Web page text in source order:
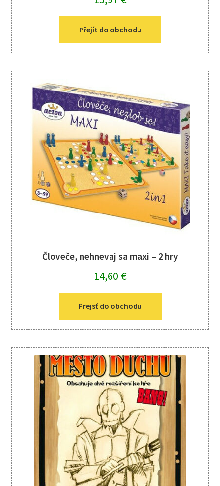
Přejít do obchodu
Človeče, nehnevaj sa maxi – 2 hry
14,60 €
Prejsť do obchodu